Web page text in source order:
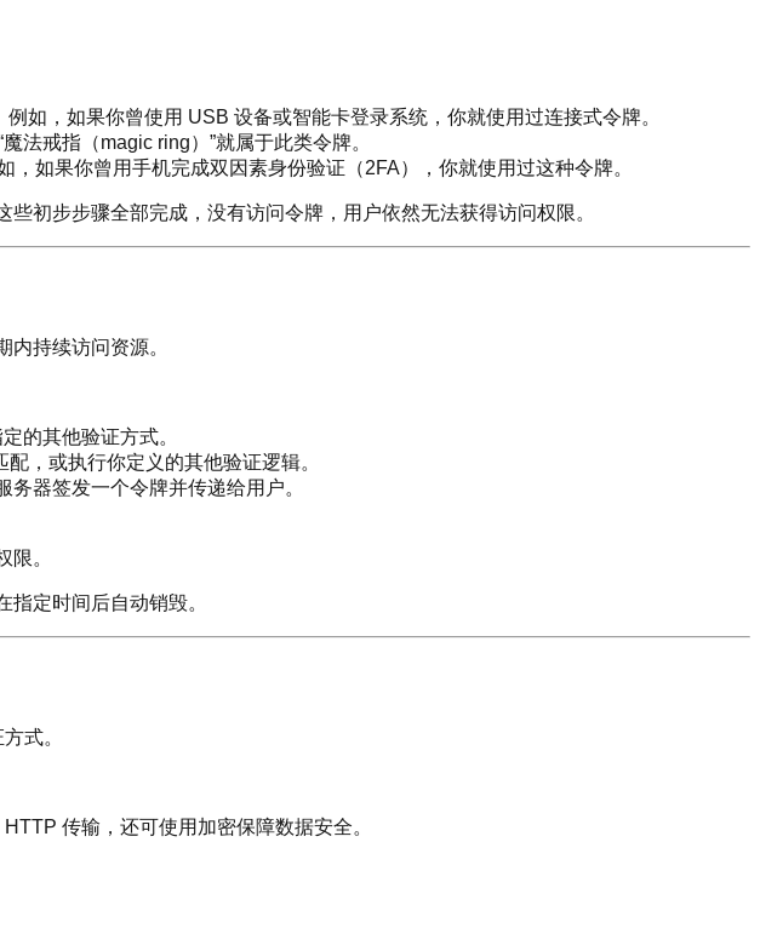
如，如果你曾使用 USB 设备或智能卡登录系统，你就使用过连接式令牌。
法戒指（magic ring）”就属于此类令牌。
如果你曾用手机完成双因素身份验证（2FA），你就使用过这种令牌。
初步步骤全部完成，没有访问令牌，用户依然无法获得访问权限。
持续访问资源。
的其他验证方式。
，或执行你定义的其他验证逻辑。
器签发一个令牌并传递给用户。
。
定时间后自动销毁。
式。
传输，还可使用加密保障数据安全。